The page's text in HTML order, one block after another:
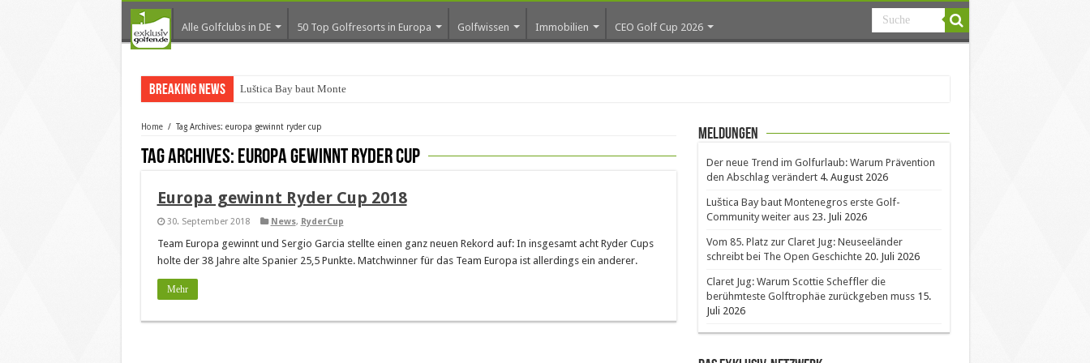
Alle Golfclubs in DE 50 Top Golfresorts in Europa Golfwissen Immobilien CEO Golf Cup 2026
Breaking News Luštica Bay baut Montenegros e
Home / Tag Archives: europa gewinnt ryder cup
Tag Archives: europa gewinnt ryder cup
Europa gewinnt Ryder Cup 2018
30. September 2018 News, RyderCup
Team Europa gewinnt und Sergio Garcia stellte einen ganz neuen Rekord auf: In insgesamt acht Ryder Cups
holte der 38 Jahre alte Spanier 25,5 Punkte. Matchwinner für das Team Europa ist allerdings ein anderer.
Mehr
Meldungen
Der neue Trend im Golfurlaub: Warum Prävention
den Abschlag verändert 4. August 2026
Luštica Bay baut Montenegros erste Golf-
Community weiter aus 23. Juli 2026
Vom 85. Platz zur Claret Jug: Neuseeländer
schreibt bei The Open Geschichte 20. Juli 2026
Claret Jug: Warum Scottie Scheffler die
berühmteste Golftrophäe zurückgeben muss 15.
Juli 2026